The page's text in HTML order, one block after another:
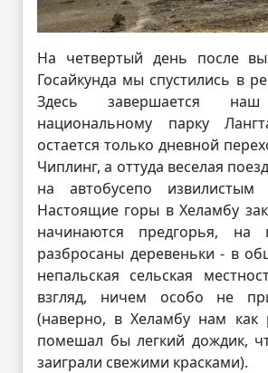
На четвертый день после
Госайкунда мы спустились в
Здесь завершается
национальному парку
остается только дневной
Чиплинг, а оттуда веселая
на автобусепо извилистым
Настоящие горы в Хеламбу
начинаются предгорья, на
разбросаны деревеньки - в
непальская сельская
взгляд, ничем особо не
(наверно, в Хеламбу нам как
помешал бы легкий дождик,
заиграли свежими красками).